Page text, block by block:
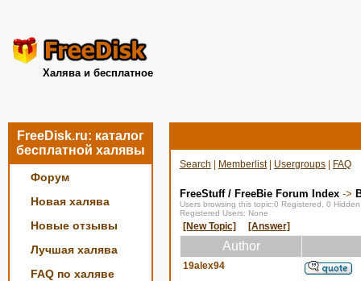
Халява и бесплатное
FreeDisk.ru: каталог
бесплатной халявы
Форум
Новая халява
Новые отзывы
Лучшая халява
FAQ по халяве
Search Memberlist| Usergroups FAQ
FreeStuff / FreeBie Forum Index ->
Users browsing this topic:0 Registered, 0
Registered Users: None
[New Topic] [Answer]
Author
19alex94